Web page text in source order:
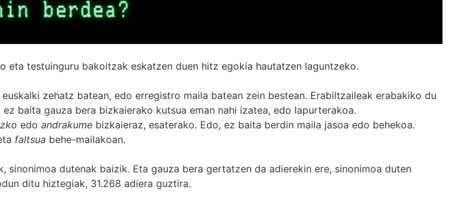
eta testuinguru bakoitzak eskatzen duen hitz egokia hautatzen laguntzeko.
zehatz batean, edo erregistro maila batean zein bestean. Erabiltzaileak erabakiko du
baita gauza bera bizkaierako kutsua eman nahi izatea, edo lapurterakoa.
edo andrakume bizkaieraz, esaterako. Edo, ez baita berdin maila jasoa edo behekoa.
faltsua behe-mailakoan.
dutenak baizik. Eta gauza bera gertatzen da adierekin ere, sinonimoa duten
ditu hiztegiak, 31.268 adiera guztira.